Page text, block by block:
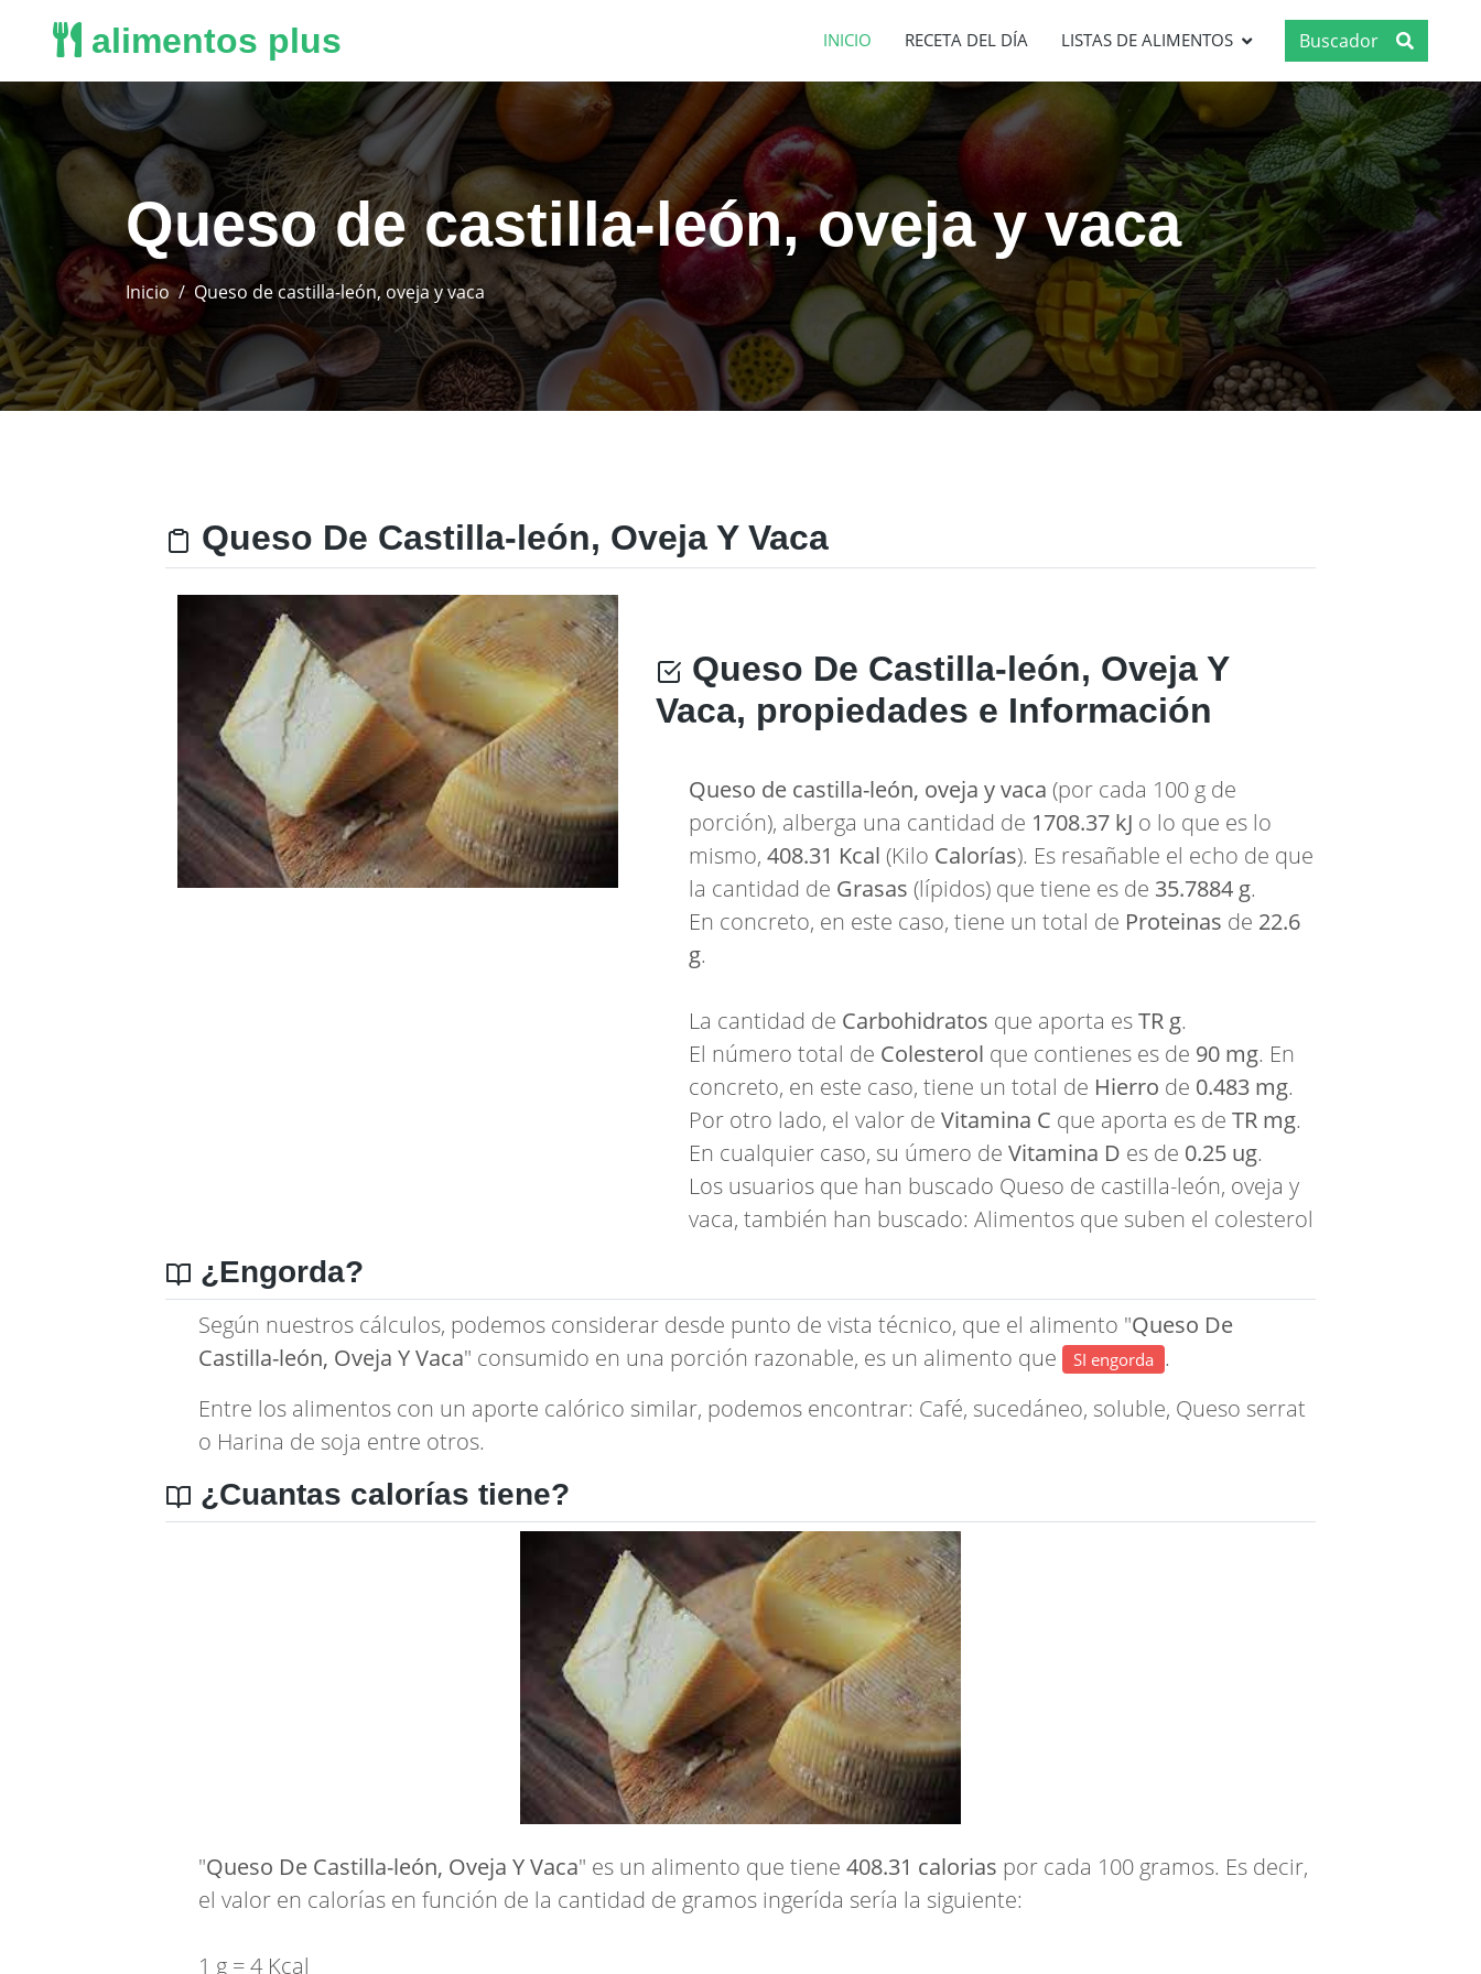
alimentos plus INICIO RECETA DEL DÍA LISTAS DE ALIMENTOS Buscador
Queso de castilla-león, oveja y vaca
Inicio Queso de castilla-león, oveja y vaca
Queso De Castilla-león, Oveja Y Vaca
Queso De Castilla-león, Oveja Y
Vaca, propiedades e Información
Queso de castilla-león, oveja y vaca (por cada 100 g de
porción), alberga una cantidad de 1708.37 kJ o lo que es lo
mismo, 408.31 Kcal (Kilo Calorías). Es resañable el echo de que
la cantidad de Grasas (lípidos) que tiene es de 35.7884 g.
En concreto, en este caso, tiene un total de Proteinas de 22.6
g.
La cantidad de Carbohidratos que aporta esTR g.
El número total de Colesterol que contienes es de 90 mg. En
concreto, en este caso, tiene un total de Hierro de 0.483 mg.
Por otro lado, el valor de Vitamina C que aporta es de TR mg.
En cualquier caso, su úmero de Vitamina D es de 0.25 ug.
Los usuarios que han buscado Queso de castilla-león, oveja y
vaca, también han buscado: Alimentos que suben el colesterol
¿Engorda?
Según nuestros cálculos, podemos considerar desde punto de vista técnico, que el alimento "Queso De
Castilla-león, Oveja Y Vaca" consumido en una porción razonable, es un alimento que SI engorda .
Entre los alimentos con un aporte calórico similar, podemos encontrar: Café, sucedáneo, soluble, Queso serrat
o Harina de soja entre otros.
¿Cuantas calorías tiene?
"Queso De Castilla-león, Oveja Y Vaca" es un alimento que tiene 408.31 calorias por cada 100 gramos. Es decir,
el valor en calorías en función de la cantidad de gramos ingerída sería la siguiente:
1 g = 4 Kcal